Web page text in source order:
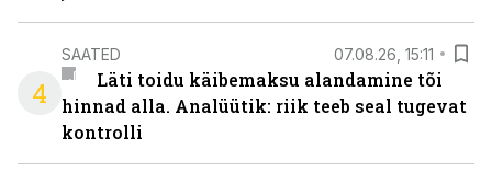
4
SAATED 07.08.26, 15:11
Läti toidu käibemaksu alandamine tõi
hinnad alla. Analüütik: riik teeb seal tugevat
kontrolli